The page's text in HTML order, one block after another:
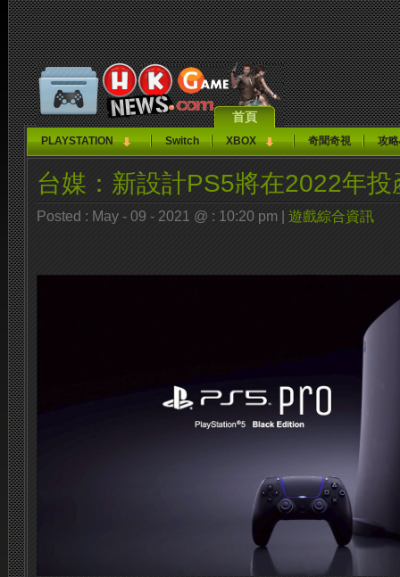
首頁
PLAYSTATION Switch XBOX 奇聞奇視 攻
台媒：新設計PS5將在2022年投
Posted : May - 09 - 2021 @ : 10:20 pm | 遊戲綜合資訊